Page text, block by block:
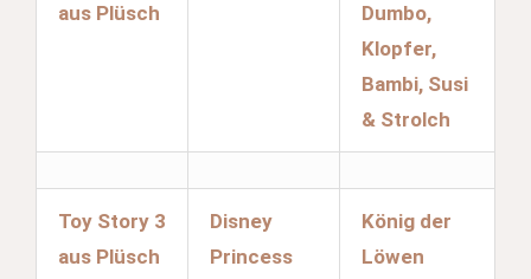
aus Plüsch
Dumbo,
Klopfer,
Bambi, Susi
& Strolch
Toy Story 3
aus Plüsch
Disney
Princess
König der
Löwen